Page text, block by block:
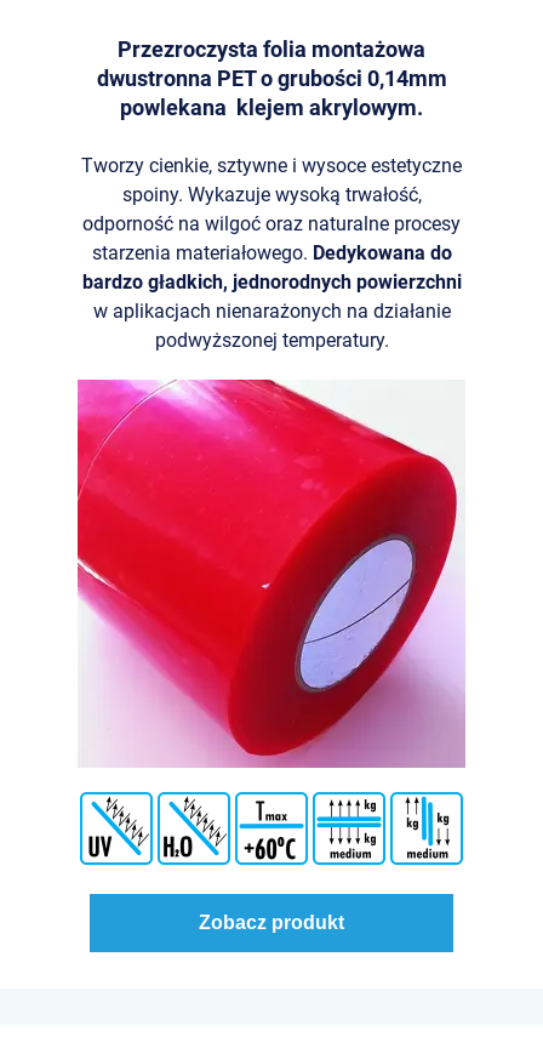
Przezroczysta folia montażowa
dwustronna PET o grubości 0,14mm
powlekana klejem akrylowym.
Tworzy cienkie, sztywne i wysoce estetyczne
spoiny. Wykazuje wysoką trwałość,
odporność na wilgoć oraz naturalne procesy
starzenia materiałowego. Dedykowana do
bardzo gładkich, jednorodnych powierzchni
w aplikacjach nienarażonych na działanie
podwyższonej temperatury.
Zobacz produkt